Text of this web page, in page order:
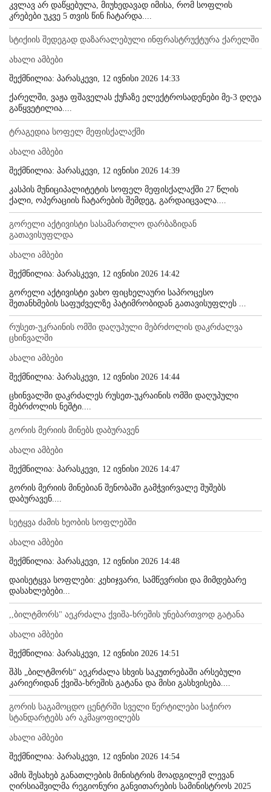
კვლავ არ დაწყებულა, მიუხედავად იმისა, რომ სოფლის
კრებები უკვე 5 თვის წინ ჩატარდა....
სტიქიის შედეგად დაზარალებული ინფრასტრუქტურა ქარელში
ახალი ამბები
შექმნილია: პარასკევი, 12 ივნისი 2026 14:33
ქარელში, ვაჟა ფშაველას ქუჩაზე ელექტროსადენები მე-3 დღეა
გაწყვეტილია....
ტრაგედია სოფელ მეფისქალაქში
ახალი ამბები
შექმნილია: პარასკევი, 12 ივნისი 2026 14:39
კასპის მუნიციპალიტეტის სოფელ მეფისქალაქში 27 წლის
ქალი, ოპერაციის ჩატარების შემდეგ, გარდაიცვალა....
გორელი აქტივისტი სასამართლო დარბაზიდან
გათავისუფლდა
ახალი ამბები
შექმნილია: პარასკევი, 12 ივნისი 2026 14:42
გორელი აქტივისტი ვახო ფიცხელაური საპროცესო
შეთანხმების საფუძველზე პატიმრობიდან გათავისუფლეს ...
რუსეთ-უკრაინის ომში დაღუპული მებრძოლის დაკრძალვა
ცხინვალში
ახალი ამბები
შექმნილია: პარასკევი, 12 ივნისი 2026 14:44
ცხინვალში დაკრძალეს რუსეთ-უკრაინის ომში დაღუპული
მებრძოლის ნეშტი....
გორის მერიის მინებს დაბურავენ
ახალი ამბები
შექმნილია: პარასკევი, 12 ივნისი 2026 14:47
გორის მერიის მინებიან შენობაში გამჭვირვალე შუშებს
დაბურავენ....
სეტყვა ძამის ხეობის სოფლებში
ახალი ამბები
შექმნილია: პარასკევი, 12 ივნისი 2026 14:48
დაისეტყვა სოფლები: კეხიჯვარი, სამწევრისი და მიმდებარე
დასახლებები...
,,ბილტმორს" აეკრძალა ქვიშა-ხრეშის უნებართვოდ გატანა
ახალი ამბები
შექმნილია: პარასკევი, 12 ივნისი 2026 14:51
შპს „ბილტმორს“ აეკრძალა სხვის საკუთრებაში არსებული
კარიერიდან ქვიშა-ხრეშის გატანა და მისი გასხვისება....
გორის საგამოცდო ცენტრში სველი წერტილები საჭირო
სტანდარტებს არ აკმაყოფილებს
ახალი ამბები
შექმნილია: პარასკევი, 12 ივნისი 2026 14:54
ამის შესახებ განათლების მინისტრის მოადგილემ ლევან
ღირსიაშვილმა რეგიონური განვითარების სამინისტროს 2025